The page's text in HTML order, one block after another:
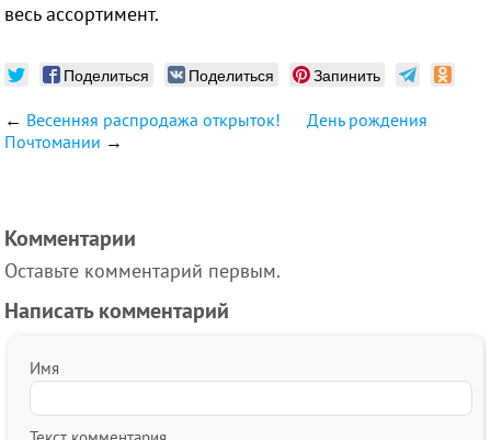
весь ассортимент.
Поделиться Поделиться Запинить
← Весенняя распродажа открыток!
День рождения
Почтомании →
Комментарии
Оставьте комментарий первым.
Написать комментарий
Имя